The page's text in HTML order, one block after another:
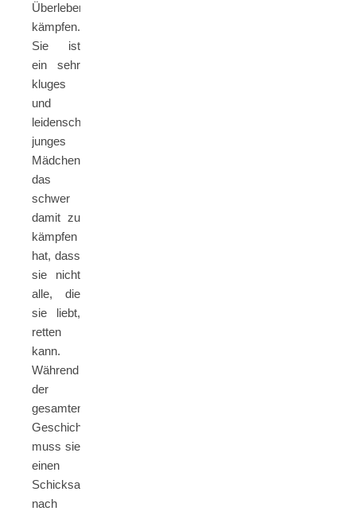
Überleben
kämpfen.
Sie ist
ein sehr
kluges
und
leidenschaftliches
junges
Mädchen,
das
schwer
damit zu
kämpfen
hat, dass
sie nicht
alle, die
sie liebt,
retten
kann.
Während
der
gesamten
Geschichte
muss sie
einen
Schicksalsschlag
nach